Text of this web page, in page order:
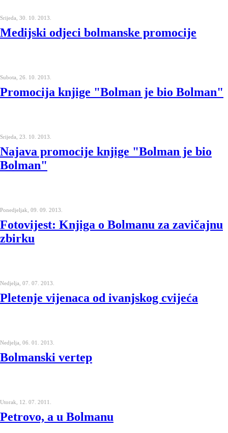
Srijeda, 30. 10. 2013.
Medijski odjeci bolmanske promocije
Subota, 26. 10. 2013.
Promocija knjige "Bolman je bio Bolman"
Srijeda, 23. 10. 2013.
Najava promocije knjige "Bolman je bio
Bolman"
Ponedjeljak, 09. 09. 2013.
Fotovijest: Knjiga o Bolmanu za zavičajnu
zbirku
Nedjelja, 07. 07. 2013.
Pletenje vijenaca od ivanjskog cvijeća
Nedjelja, 06. 01. 2013.
Bolmanski vertep
Utorak, 12. 07. 2011.
Petrovo, a u Bolmanu